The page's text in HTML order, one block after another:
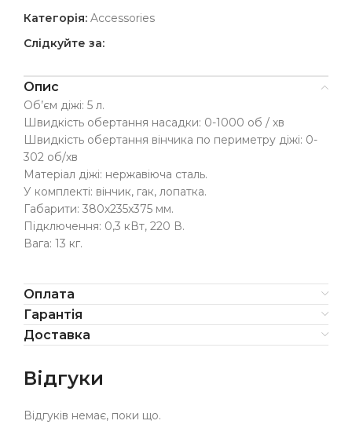
Категорія: Accessories
Слідкуйте за:
Опис
Об’єм діжі: 5 л.
Швидкість обертання насадки: 0-1000 об / хв
Швидкість обертання вінчика по периметру діжі: 0-
302 об/хв
Матеріал діжі: нержавіюча сталь.
У комплекті: вінчик, гак, лопатка.
Габарити: 380x235x375 мм.
Підключення: 0,3 кВт, 220 В.
Вага: 13 кг.
Оплата
Гарантія
Доставка
Відгуки
Відгуків немає, поки що.